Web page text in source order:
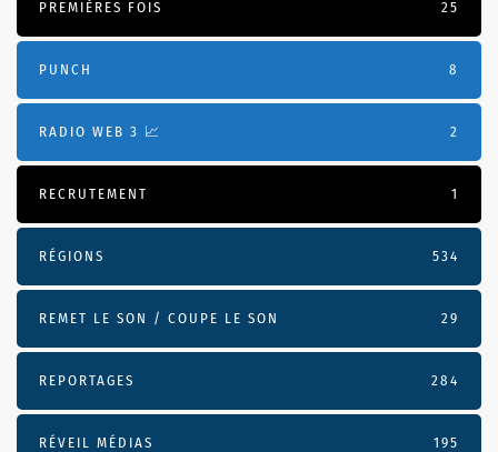
PREMIÈRES FOIS 25
PUNCH 8
RADIO WEB 3 📈 2
RECRUTEMENT 1
RÉGIONS 534
REMET LE SON / COUPE LE SON 29
REPORTAGES 284
RÉVEIL MÉDIAS 195